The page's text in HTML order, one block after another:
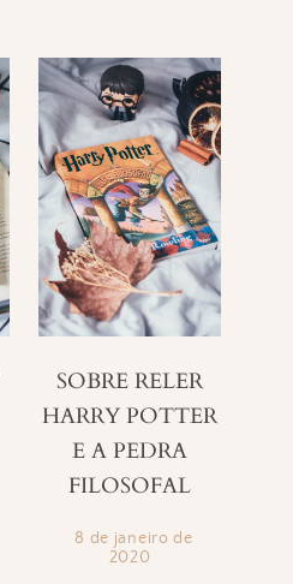
SOBRE RELER
HARRY POTTER
E A PEDRA
FILOSOFAL
8 de janeiro de
2020